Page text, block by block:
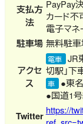
支払方
法
PayPay
カード不
電子マネ
駐車場 無料駐車
アクセ
ス
電車
JR
切駅」
車
●東
●国道1号
Twitter https://